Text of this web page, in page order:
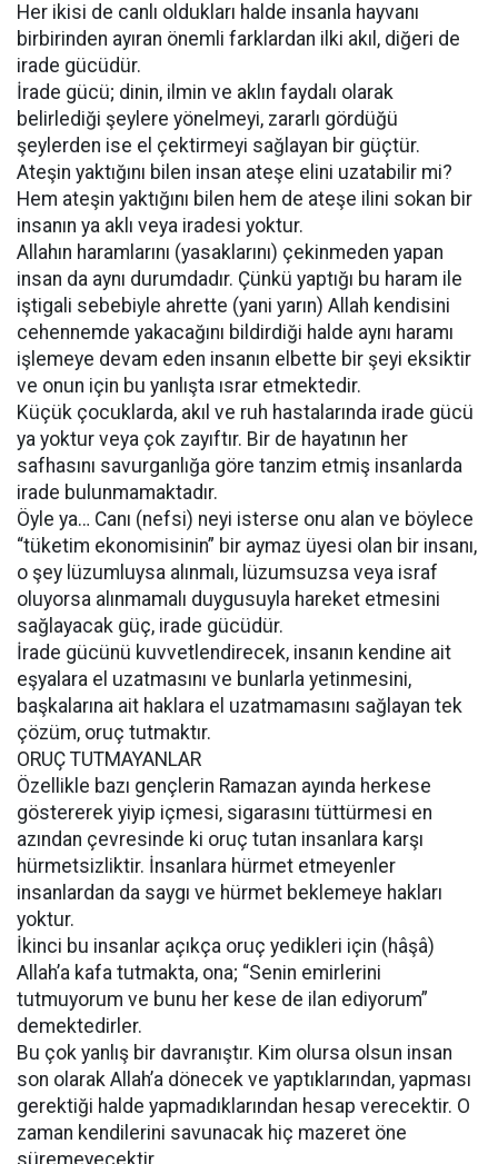
Her ikisi de canlı oldukları halde insanla hayvanı
birbirinden ayıran önemli farklardan ilki akıl, diğeri de
irade gücüdür.
İrade gücü; dinin, ilmin ve aklın faydalı olarak
belirlediği şeylere yönelmeyi, zararlı gördüğü
şeylerden ise el çektirmeyi sağlayan bir güçtür.
Ateşin yaktığını bilen insan ateşe elini uzatabilir mi?
Hem ateşin yaktığını bilen hem de ateşe ilini sokan bir
insanın ya aklı veya iradesi yoktur.
Allahın haramlarını (yasaklarını) çekinmeden yapan
insan da aynı durumdadır. Çünkü yaptığı bu haram ile
iştigali sebebiyle ahrette (yani yarın) Allah kendisini
cehennemde yakacağını bildirdiği halde aynı haramı
işlemeye devam eden insanın elbette bir şeyi eksiktir
ve onun için bu yanlışta ısrar etmektedir.
Küçük çocuklarda, akıl ve ruh hastalarında irade gücü
ya yoktur veya çok zayıftır. Bir de hayatının her
safhasını savurganlığa göre tanzim etmiş insanlarda
irade bulunmamaktadır.
Öyle ya… Canı (nefsi) neyi isterse onu alan ve böylece
“tüketim ekonomisinin” bir aymaz üyesi olan bir insanı,
o şey lüzumluysa alınmalı, lüzumsuzsa veya israf
oluyorsa alınmamalı duygusuyla hareket etmesini
sağlayacak güç, irade gücüdür.
İrade gücünü kuvvetlendirecek, insanın kendine ait
eşyalara el uzatmasını ve bunlarla yetinmesini,
başkalarına ait haklara el uzatmamasını sağlayan tek
çözüm, oruç tutmaktır.
ORUÇ TUTMAYANLAR
Özellikle bazı gençlerin Ramazan ayında herkese
göstererek yiyip içmesi, sigarasını tüttürmesi en
azından çevresinde ki oruç tutan insanlara karşı
hürmetsizliktir. İnsanlara hürmet etmeyenler
insanlardan da saygı ve hürmet beklemeye hakları
yoktur.
İkinci bu insanlar açıkça oruç yedikleri için (hâşâ)
Allah’a kafa tutmakta, ona; “Senin emirlerini
tutmuyorum ve bunu her kese de ilan ediyorum”
demektedirler.
Bu çok yanlış bir davranıştır. Kim olursa olsun insan
son olarak Allah’a dönecek ve yaptıklarından, yapması
gerektiği halde yapmadıklarından hesap verecektir. O
zaman kendilerini savunacak hiç mazeret öne
süremeyecektir.